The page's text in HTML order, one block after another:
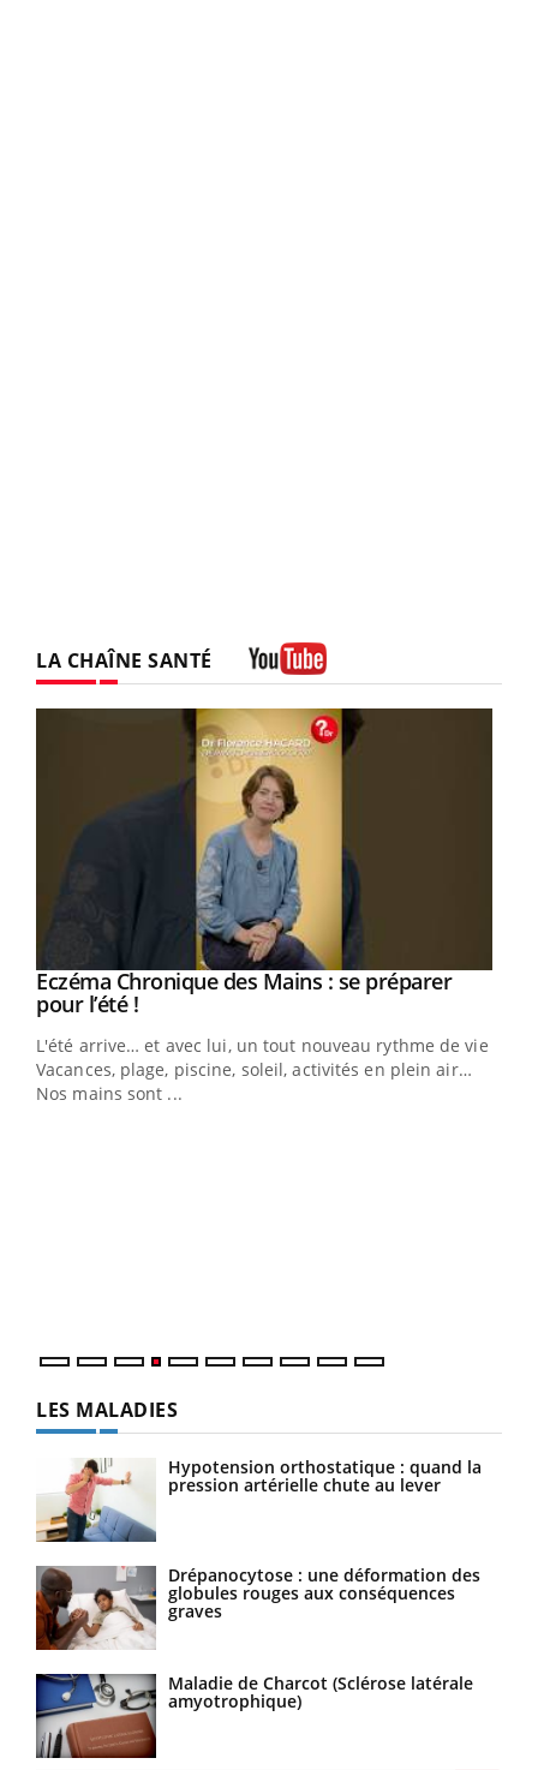
LA CHAÎNE SANTÉ
Youtube
Eczéma Chronique des Mains : se préparer
pour l’été !Youtube
L'été arrive… et avec lui, un tout nouveau rythme de vie !
Vacances, plage, piscine, soleil, activités en plein air…
Nos mains sont ...
LES MALADIES
Hypotension orthostatique : quand la
pression artérielle chute au lever
Drépanocytose : une déformation des
globules rouges aux conséquences
graves
Maladie de Charcot (Sclérose latérale
amyotrophique)